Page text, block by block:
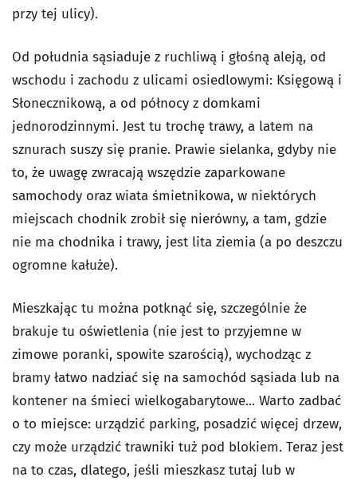
przy tej ulicy).
Od południa sąsiaduje z ruchliwą i głośną aleją, od
wschodu i zachodu z ulicami osiedlowymi: Księgową i
Słonecznikową, a od północy z domkami
jednorodzinnymi. Jest tu trochę trawy, a latem na
sznurach suszy się pranie. Prawie sielanka, gdyby nie
to, że uwagę zwracają wszędzie zaparkowane
samochody oraz wiata śmietnikowa, w niektórych
miejscach chodnik zrobił się nierówny, a tam, gdzie
nie ma chodnika i trawy, jest lita ziemia (a po deszczu
ogromne kałuże).
Mieszkając tu można potknąć się, szczególnie że
brakuje tu oświetlenia (nie jest to przyjemne w
zimowe poranki, spowite szarością), wychodząc z
bramy łatwo nadziać się na samochód sąsiada lub na
kontener na śmieci wielkogabarytowe... Warto zadbać
o to miejsce: urządzić parking, posadzić więcej drzew,
czy może urządzić trawniki tuż pod blokiem. Teraz jest
na to czas, dlatego, jeśli mieszkasz tutaj lub w